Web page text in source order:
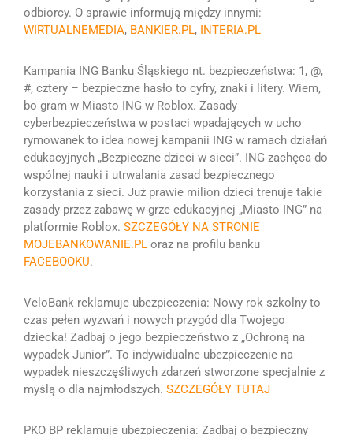
odbiorcy. O sprawie informują między innymi:
WIRTUALNEMEDIA, BANKIER.PL, INTERIA.PL
Kampania ING Banku Śląskiego nt. bezpieczeństwa: 1, @,
#, cztery – bezpieczne hasło to cyfry, znaki i litery. Wiem,
bo gram w Miasto ING w Roblox. Zasady
cyberbezpieczeństwa w postaci wpadających w ucho
rymowanek to idea nowej kampanii ING w ramach działań
edukacyjnych „Bezpieczne dzieci w sieci”. ING zachęca do
wspólnej nauki i utrwalania zasad bezpiecznego
korzystania z sieci. Już prawie milion dzieci trenuje takie
zasady przez zabawę w grze edukacyjnej „Miasto ING” na
platformie Roblox. SZCZEGÓŁY NA STRONIE
MOJEBANKOWANIE.PL oraz na profilu banku
FACEBOOKU.
VeloBank reklamuje ubezpieczenia: Nowy rok szkolny to
czas pełen wyzwań i nowych przygód dla Twojego
dziecka! Zadbaj o jego bezpieczeństwo z „Ochroną na
wypadek Junior”.‌ To indywidualne ubezpieczenie na
wypadek nieszczęśliwych zdarzeń stworzone specjalnie z
myślą o dla najmłodszych. SZCZEGÓŁY TUTAJ
PKO BP reklamuje ubezpieczenia: Zadbaj o bezpieczny